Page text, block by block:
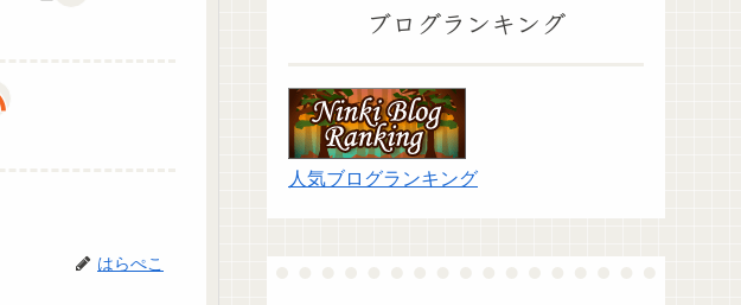
はらぺこ
ブログランキング
人気ブログランキング